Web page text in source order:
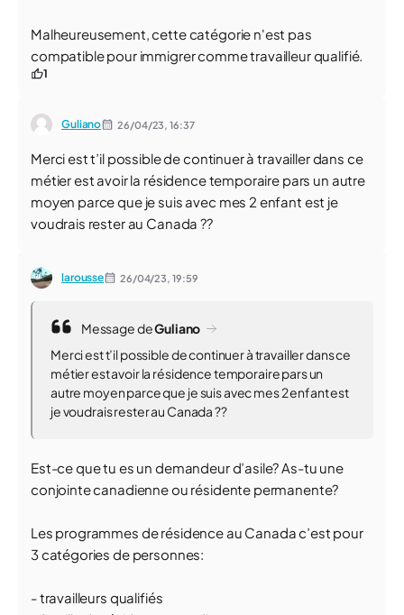
Malheureusement, cette catégorie n'est pas
compatible pour immigrer comme travailleur qualifié.
1
Guliano 26/04/23,16:37
Merci est t’il possible de continuer à travailler dans ce
métier est avoir la résidence temporaire pars un autre
moyen parce que je suis avec mes 2 enfant est je
voudrais rester au Canada ??
larousse 26/04/23, 19:59
Message deGuliano
Merci est t’il possible de continuer à travailler dans ce
métier est avoir la résidence temporaire pars un
autre moyen parce que je suis avec mes 2 enfant est
je voudrais rester au Canada ??
Est-ce que tu es un demandeur d’asile? As-tu une
conjointe canadienne ou résidente permanente?
Les programmes de résidence au Canada c’est pour
3 catégories de personnes:
- travailleurs qualifiés